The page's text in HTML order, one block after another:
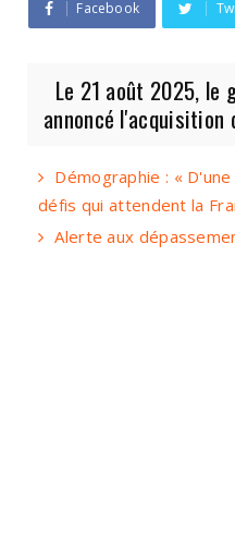
Facebook
Le 21 août 2025, le
annoncé l'acquisition
Démographie : «
défis qui attendent la
Alerte aux